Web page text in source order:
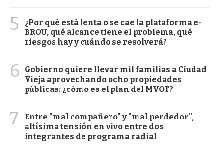
5
¿Por qué está lenta o se cae la plataforma e-
BROU, qué alcance tiene el problema, qué
riesgos hay y cuándo se resolverá?
6
Gobierno quiere llevar mil familias a Ciudad
Vieja aprovechando ocho propiedades
públicas: ¿cómo es el plan del MVOT?
7
Entre "mal compañero" y "mal perdedor",
altísima tensión en vivo entre dos
integrantes de programa radial